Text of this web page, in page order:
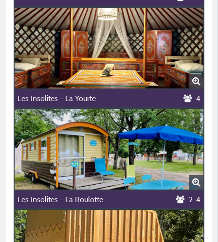
Les Insolites - La Yourte 4
Les Insolites - La Roulotte 2-4